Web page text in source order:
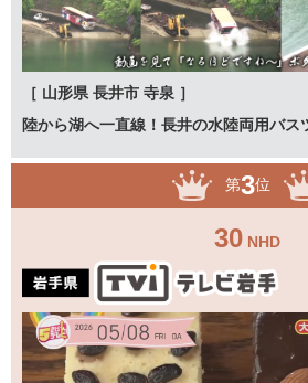
［ 山形県 長井市 寺泉 ］
陸から湖へ一直線！長井の水陸両用バス
第3位
30 NHD